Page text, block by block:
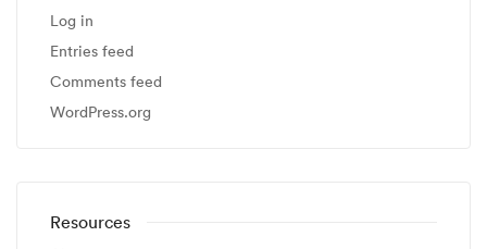
Log in
Entries feed
Comments feed
WordPress.org
Resources